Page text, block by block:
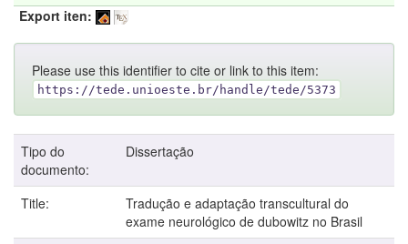
Export iten:
Please use this identifier to cite or link to this item:
https://tede.unioeste.br/handle/tede/5373
Tipo do
documento:
Dissertação
Title:
Tradução e adaptação transcultural do
exame neurológico de dubowitz no Brasil